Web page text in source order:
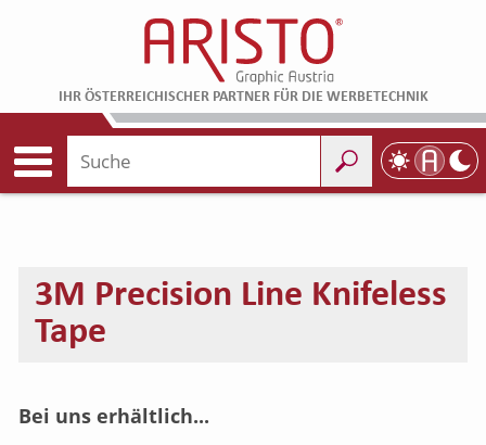
IHR ÖSTERREICHISCHER PARTNER FÜR DIE WERBETECHNIK
3M Precision Line Knifeless
Tape
Bei uns erhältlich...